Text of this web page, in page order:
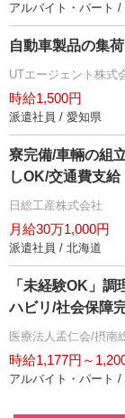
アルバイト・パート /
自動車製品の集
UTエージェント株式
時給1,500円
派遣社員 / 愛知県
寮完備/車輛の組
しOK/交通費支給
日総工産株式会社
月給30万1,000円
派遣社員 / 北海道
「未経験OK」
ハビリ/社会保障
医療法人孟仁会/摂南
時給1,177円～
アルバイト・パート /